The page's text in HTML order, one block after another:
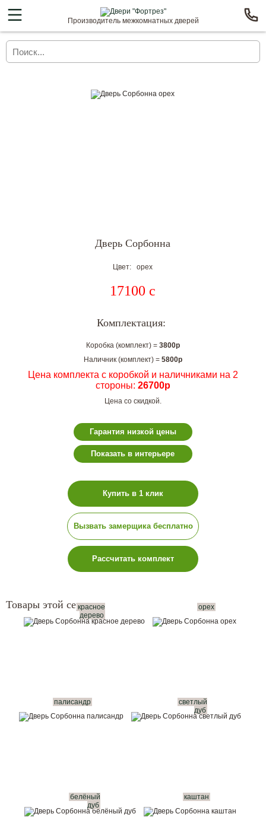
Производитель межкомнатных дверей
Дверь Сорбонна
Цвет: орех
17100 c
Комплектация:
Коробка (комплект) = 3800р
Наличник (комплект) = 5800р
Цена комплекта с коробкой и наличниками на 2
стороны: 26700р
Цена со скидкой.
Гарантия низкой цены
Показать в интерьере
Купить в 1 клик
Вызвать замерщика бесплатно
Рассчитать комплект
Товары этой серии:
красное
дерево
орех
палисандр
светлый
дуб
белёный
дуб
каштан